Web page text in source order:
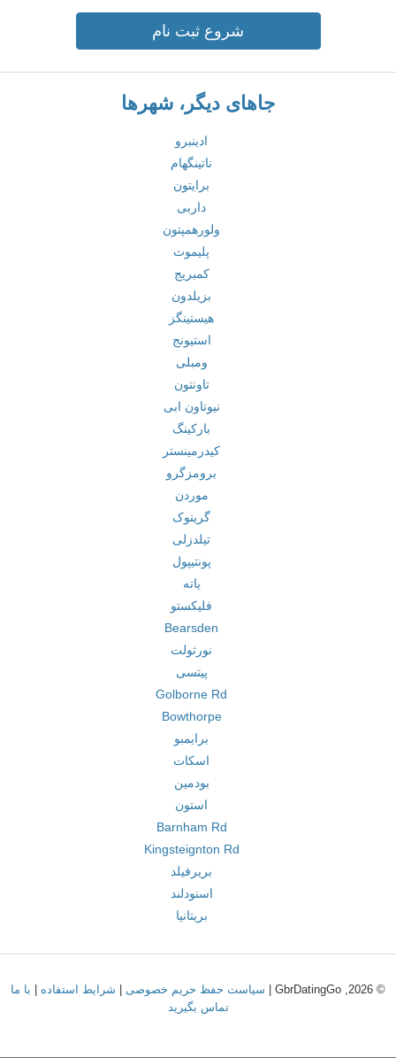
شروع ثبت نام
جاهای دیگر، شهرها
ادینبرو
ناتینگهام
برایتون
داربی
ولورهمپتون
پلیموث
کمبریج
بزیلدون
هیستینگز
استیونج
ومبلی
تاونتون
نیوتاون ابی
بارکینگ
کیدرمینستر
برومزگرو
موردن
گرینوک
تیلدزلی
پونتیپول
یاته
فلیکستو
Bearsden
نورثولت
پیتسی
Golborne Rd
Bowthorpe
برایمبو
اسکات
بودمین
استون
Barnham Rd
Kingsteignton Rd
بریرفیلد
اسنودلند
بریتانیا
© 2026, GbrDatingGo | سیاست حفظ حریم خصوصی شرایط استفاده
با ما
تماس بگیرید